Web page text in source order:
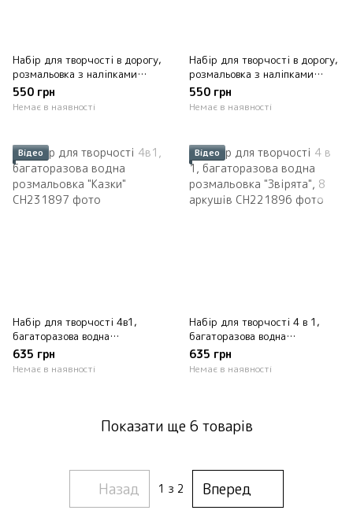
Набір для творчості в дорогу,
розмальовка з наліпками
"Друзі динозавра"
550 грн
Немає в наявності
Набір для творчості в дорогу,
розмальовка з наліпками
"Друзі єдинорога"
550 грн
Немає в наявності
Відео
Набір для творчості 4в1,
багаторазова водна
розмальовка "Казки"
635 грн
Немає в наявності
Відео
Набір для творчості 4 в 1,
багаторазова водна
розмальовка "Звірята", 8
аркушів
635 грн
Немає в наявності
Показати ще 6 товарів
Назад 1 з 2 Вперед